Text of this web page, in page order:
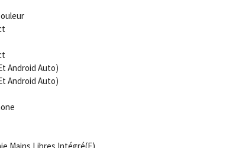
Android Auto)
Android Auto)